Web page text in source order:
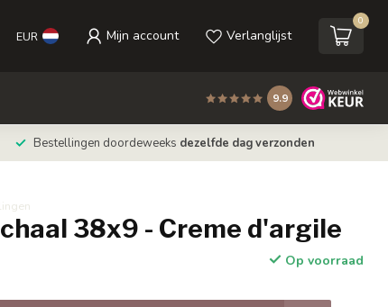
EUR Mijn account Verlanglijst
0
9.9
Bestellingen doordeweeks dezelfde dag verzonden
38x9 - Creme d'argile
Op voorraad